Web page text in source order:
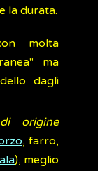
la durata.
molta
ma
dagli
origine
, farro,
), meglio